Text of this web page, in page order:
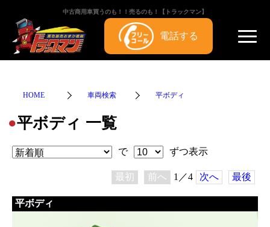
中古商用車買うのも！！売るのも！【トラックマン】
電話する
HOME 車両検索 平ボディ
●平ボディ 一覧
で ずつ表示
最初 前へ 1／4 次へ 最後
平ボディ